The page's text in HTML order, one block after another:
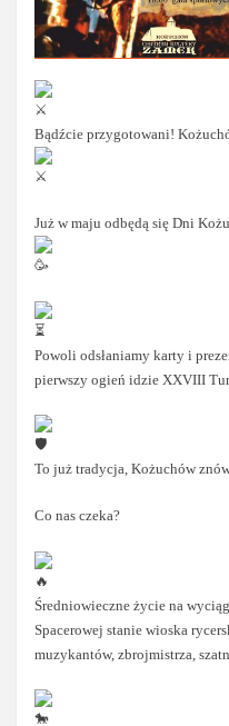
Bądźcie przygotowani!
Już w maju odbędą się Dni
Powoli odsłaniamy karty i
pierwszy ogień idzie XXVIII
To już tradycja, Kożuchów
Co nas czeka?
Średniowieczne życie na
Spacerowej stanie wioska
muzykantów, zbrojmistrza,